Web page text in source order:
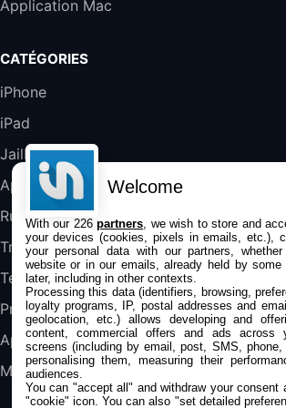
Blanc
45,98€
Application Mac
CATÉGORIES
iPhone
iPad
Jailbreak
Applications
Rumeurs
Trucs & astuces
Tests
Promos
Apple
Mac
Welcome
With our 226partners , we wish to store and
your devices (cookies, pixels in emails, etc.),
your personal data with our partners,
website or in our emails, already held by
later, including in other contexts.
Processing this data (identifiers, browsing,
loyalty programs, IP, postal addresses and
geolocation, etc.) allows developing and
content, commercial offers and ads across
screens (including by email, post, SMS, phone,
personalising them, measuring their
audiences.
You can "accept all" and withdraw your consent
"cookie" icon. You can also "set detailed